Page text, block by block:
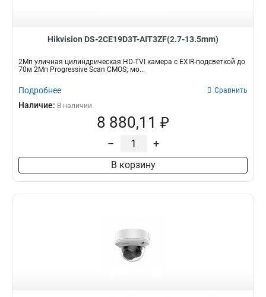
Hikvision DS-2CE19D3T-AIT3ZF(2.7-13.5mm)
2Мп уличная цилиндрическая HD-TVI камера с EXIR-подсветкой до
70м 2Мп Progressive Scan CMOS; мо...
Подробнее Сравнить
Наличие: В наличии
8 880,11 ₽
– +
В корзину